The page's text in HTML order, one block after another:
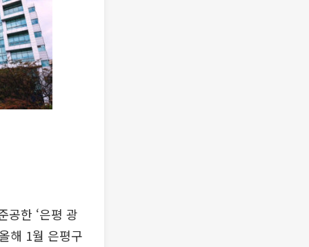
공한 ‘은평 광
해 1월 은평구